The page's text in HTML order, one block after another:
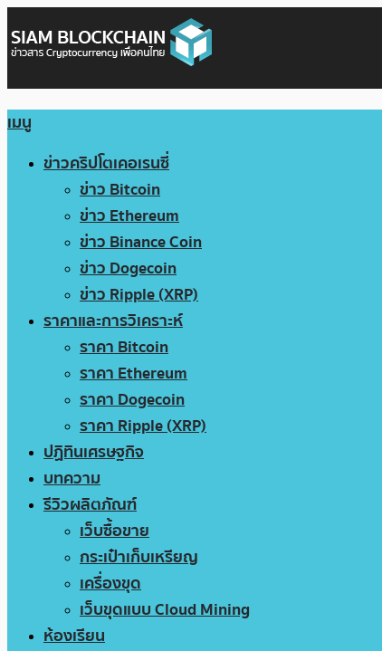
เมนู
ข่าวคริปโตเคอเรนซี่
ข่าว Bitcoin
ข่าว Ethereum
ข่าว Binance Coin
ข่าว Dogecoin
ข่าว Ripple (XRP)
ราคาและการวิเคราะห์
ราคา Bitcoin
ราคา Ethereum
ราคา Dogecoin
ราคา Ripple (XRP)
ปฏิทินเศรษฐกิจ
บทความ
รีวิวผลิตภัณฑ์
เว็บซื้อขาย
กระเป๋าเก็บเหรียญ
เครื่องขุด
เว็บขุดแบบ Cloud Mining
ห้องเรียน